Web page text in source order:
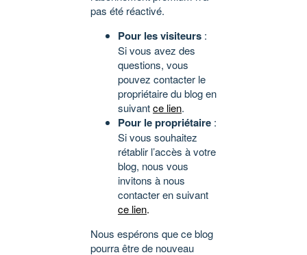
pas été réactivé.
Pour les visiteurs :
Si vous avez des
questions, vous
pouvez contacter le
propriétaire du blog en
suivantce lien.
Pour le propriétaire :
Si vous souhaitez
rétablir l’accès à votre
blog, nous vous
invitons à nous
contacter en suivant
ce lien.
Nous espérons que ce blog
pourra être de nouveau